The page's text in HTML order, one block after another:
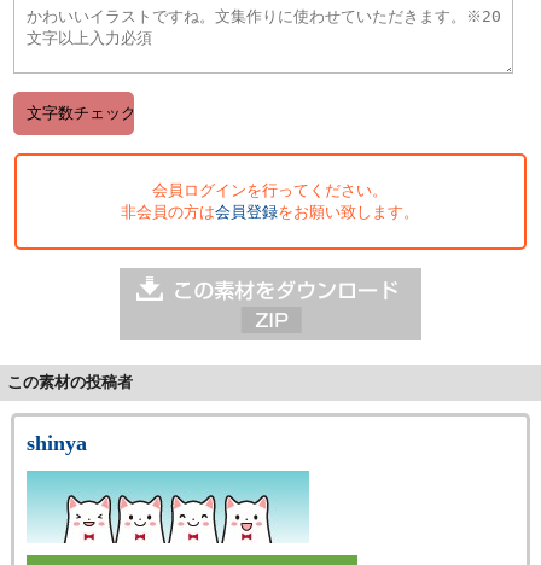
会員ログインを行ってください。
非会員の方は会員登録をお願い致します。
この素材の投稿者
shinya